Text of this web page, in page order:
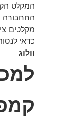
המקלט
החחבורה
מקלטים
כדאי
וולוג